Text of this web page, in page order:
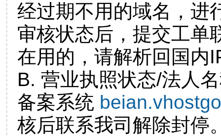
经过期不用的域名，进
审核状态后，提交工单
在用的，请解析回国内
B. 营业执照状态/法人
备案系统
核后联系我司解除封停